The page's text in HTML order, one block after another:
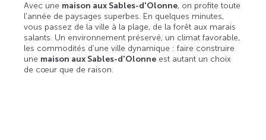
Avec une maison aux Sables-d'Olonne, on profite toute
l'année de paysages superbes. En quelques minutes,
vous passez de la ville à la plage, de la forêt aux marais
salants. Un environnement préservé, un climat favorable,
les commodités d'une ville dynamique : faire construire
une maison aux Sables-d'Olonne est autant un choix
de cœur que de raison.